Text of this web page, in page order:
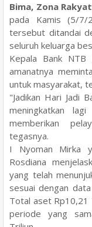
Bima, Zona
pada Kamis (5/7/
tersebut ditandai
seluruh keluarga
Kepala Bank
amanatnya
untuk masyarakat,
"Jadikan Hari Jadi
meningkatkan
memberikan
tegasnya.
I Nyoman Mirka
Rosdiana
yang telah
sesuai dengan
Total aset Rp10,21
periode yang